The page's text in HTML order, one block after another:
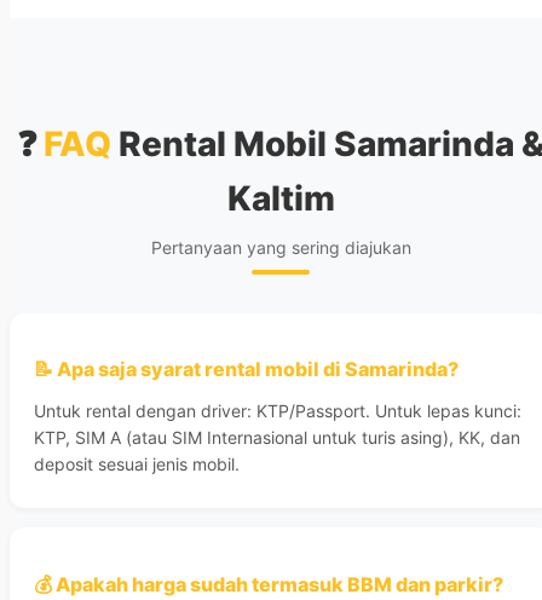
❓FAQ Rental Mobil Samarinda
Kaltim
Pertanyaan yang sering diajukan
📝 Apa saja syarat rental mobil di Samarinda?
Untuk rental dengan driver: KTP/Passport. Untuk lepas kunci:
KTP, SIM A (atau SIM Internasional untuk turis asing), KK, dan
deposit sesuai jenis mobil.
💰 Apakah harga sudah termasuk BBM dan parkir?